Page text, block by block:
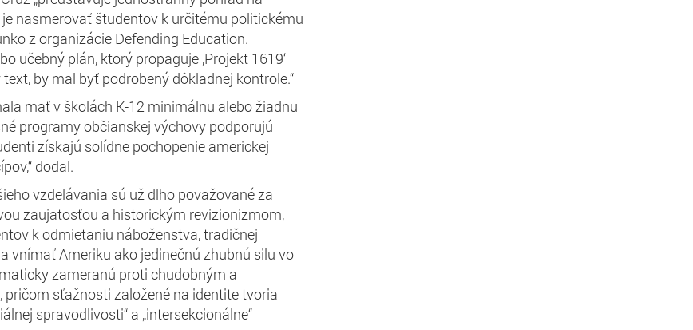
nasmerovať študentov k určitému politickému
z organizácie Defending Education.
učebný plán, ktorý propaguje ‚Projekt 1619‘
by mal byť podrobený dôkladnej kontrole.“
mať v školách K-12 minimálnu alebo žiadnu
programy občianskej výchovy podporujú
získajú solídne pochopenie americkej
dodal.
vzdelávania sú už dlho považované za
zaujatosťou a historickým revizionizmom,
k odmietaniu náboženstva, tradičnej
vnímať Ameriku ako jedinečnú zhubnú silu vo
zameranú proti chudobným a
sťažnosti založené na identite tvoria
spravodlivosti“ a „intersekcionálne“